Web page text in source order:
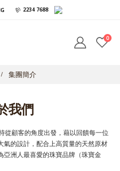
2234 7688
0
集團簡介
我們
從顧客的角度出發，藉以回饋每一位
氣的設計，配合上高質量的天然原材
亞洲人最喜愛的珠寶品牌（珠寶金